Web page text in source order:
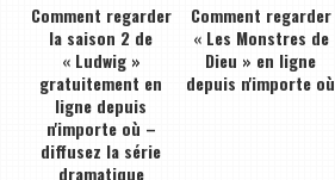
Comment regarder
la saison 2 de
« Ludwig »
gratuitement en
ligne depuis
n'importe où –
diffusez la série
dramatique
Comment regarder
« Les Monstres de
Dieu » en ligne
depuis n'importe où